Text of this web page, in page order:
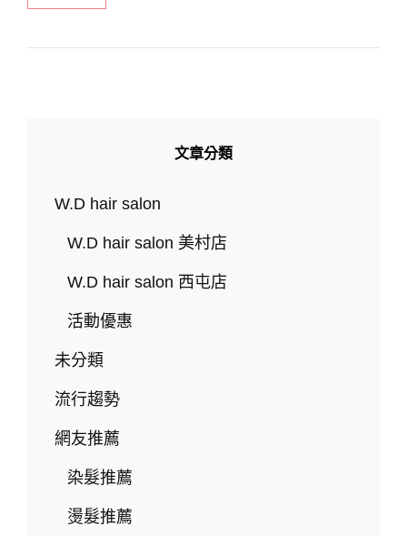
深
理
又
時
整
頭
怎
辦？
這
款
髮
型
最
推
薦
文章分類
W.D hair salon
W.D hair salon 美村店
W.D hair salon 西屯店
活動優惠
未分類
流行趨勢
網友推薦
染髮推薦
燙髮推薦